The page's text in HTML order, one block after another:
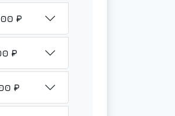
плите = 102 300 ₽
= 102 300 ₽
= 102 300 ₽